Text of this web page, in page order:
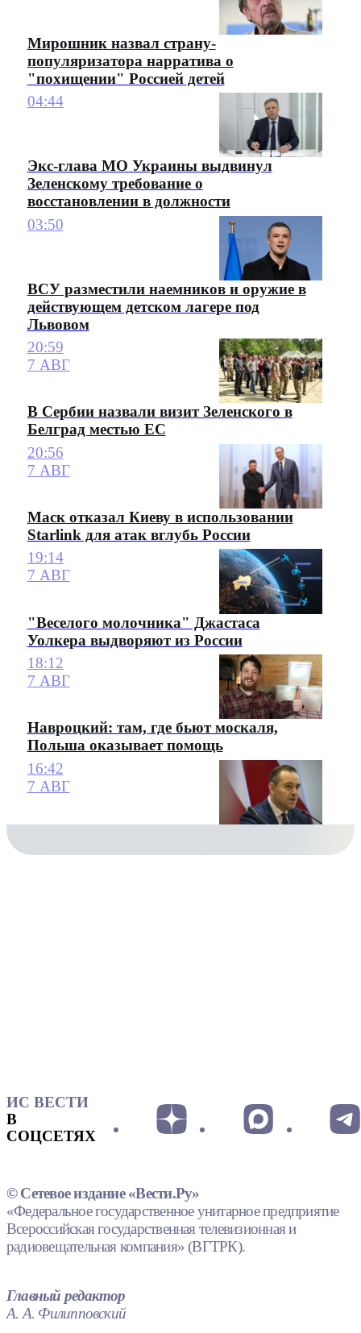
Мирошник назвал страну-
популяризатора нарратива о
"похищении" Россией детей
04:44
Экс-глава МО Украины выдвинул
Зеленскому требование о
восстановлении в должности
03:50
ВСУ разместили наемников и оружие в
действующем детском лагере под
Львовом
20:59
7 АВГ
В Сербии назвали визит Зеленского в
Белград местью ЕС
20:56
7 АВГ
Маск отказал Киеву в использовании
Starlink для атак вглубь России
19:14
7 АВГ
"Веселого молочника" Джастаса
Уолкера выдворяют из России
18:12
7 АВГ
Навроцкий: там, где бьют москаля,
Польша оказывает помощь
16:42
7 АВГ
ИС ВЕСТИ
В
СОЦСЕТЯХ
© Сетевое издание «Вести.Ру»
«Федеральное государственное унитарное предприятие
Всероссийская государственная телевизионная и
радиовещательная компания» (ВГТРК).
Главный редактор
А. А. Филипповский